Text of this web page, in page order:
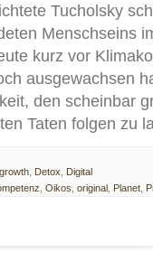
Tucholsky
Menschseins
kurz vor
ausgewachsen
den scheinbar
Taten folgen zu
Detox
Digital
Oikos original Planet